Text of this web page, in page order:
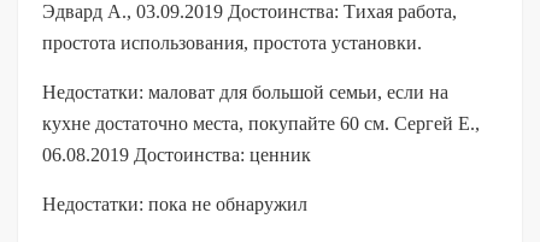
Эдвард А., 03.09.2019 Достоинства: Тихая работа,
простота использования, простота установки.
Недостатки: маловат для большой семьи, если на
кухне достаточно места, покупайте 60 см. Сергей Е.,
06.08.2019 Достоинства: ценник
Недостатки: пока не обнаружил